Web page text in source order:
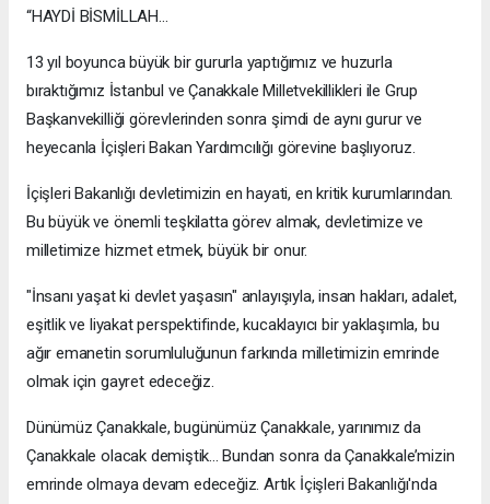
“HAYDİ BİSMİLLAH...
13 yıl boyunca büyük bir gururla yaptığımız ve huzurla
bıraktığımız İstanbul ve Çanakkale Milletvekillikleri ile Grup
Başkanvekilliği görevlerinden sonra şimdi de aynı gurur ve
heyecanla İçişleri Bakan Yardımcılığı görevine başlıyoruz.
İçişleri Bakanlığı devletimizin en hayati, en kritik kurumlarından.
Bu büyük ve önemli teşkilatta görev almak, devletimize ve
milletimize hizmet etmek, büyük bir onur.
"İnsanı yaşat ki devlet yaşasın" anlayışıyla, insan hakları, adalet,
eşitlik ve liyakat perspektifinde, kucaklayıcı bir yaklaşımla, bu
ağır emanetin sorumluluğunun farkında milletimizin emrinde
olmak için gayret edeceğiz.
Dünümüz Çanakkale, bugünümüz Çanakkale, yarınımız da
Çanakkale olacak demiştik... Bundan sonra da Çanakkale’mizin
emrinde olmaya devam edeceğiz. Artık İçişleri Bakanlığı'nda